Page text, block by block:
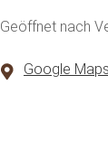
Geöffnet nach
Google Maps